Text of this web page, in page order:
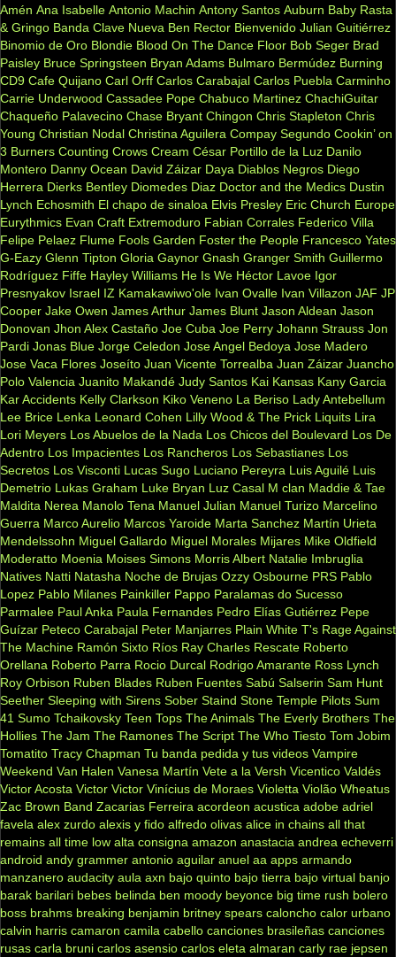
Amén Ana Isabelle Antonio Machin Antony Santos Auburn Baby Rasta
& Gringo Banda Clave Nueva Ben Rector Bienvenido Julian Guitiérrez
Binomio de Oro Blondie Blood On The Dance Floor Bob Seger Brad
Paisley Bruce Springsteen Bryan Adams Bulmaro Bermúdez Burning
CD9 Cafe Quijano Carl Orff Carlos Carabajal Carlos Puebla Carminho
Carrie Underwood Cassadee Pope Chabuco Martinez ChachiGuitar
Chaqueño Palavecino Chase Bryant Chingon Chris Stapleton Chris
Young Christian Nodal Christina Aguilera Compay Segundo Cookin’ on
3 Burners Counting Crows Cream César Portillo de la Luz Danilo
Montero Danny Ocean David Záizar Daya Diablos Negros Diego
Herrera Dierks Bentley Diomedes Diaz Doctor and the Medics Dustin
Lynch Echosmith El chapo de sinaloa Elvis Presley Eric Church Europe
Eurythmics Evan Craft Extremoduro Fabian Corrales Federico Villa
Felipe Pelaez Flume Fools Garden Foster the People Francesco Yates
G-Eazy Glenn Tipton Gloria Gaynor Gnash Granger Smith Guillermo
Rodríguez Fiffe Hayley Williams He Is We Héctor Lavoe Igor
Presnyakov Israel IZ Kamakawiwo'ole Ivan Ovalle Ivan Villazon JAF JP
Cooper Jake Owen James Arthur James Blunt Jason Aldean Jason
Donovan Jhon Alex Castaño Joe Cuba Joe Perry Johann Strauss Jon
Pardi Jonas Blue Jorge Celedon Jose Angel Bedoya Jose Madero
Jose Vaca Flores Joseíto Juan Vicente Torrealba Juan Záizar Juancho
Polo Valencia Juanito Makandé Judy Santos Kai Kansas Kany Garcia
Kar Accidents Kelly Clarkson Kiko Veneno La Beriso Lady Antebellum
Lee Brice Lenka Leonard Cohen Lilly Wood & The Prick Liquits Lira
Lori Meyers Los Abuelos de la Nada Los Chicos del Boulevard Los De
Adentro Los Impacientes Los Rancheros Los Sebastianes Los
Secretos Los Visconti Lucas Sugo Luciano Pereyra Luis Aguilé Luis
Demetrio Lukas Graham Luke Bryan Luz Casal M clan Maddie & Tae
Maldita Nerea Manolo Tena Manuel Julian Manuel Turizo Marcelino
Guerra Marco Aurelio Marcos Yaroide Marta Sanchez Martín Urieta
Mendelssohn Miguel Gallardo Miguel Morales Mijares Mike Oldfield
Moderatto Moenia Moises Simons Morris Albert Natalie Imbruglia
Natives Natti Natasha Noche de Brujas Ozzy Osbourne PRS Pablo
Lopez Pablo Milanes Painkiller Pappo Paralamas do Sucesso
Parmalee Paul Anka Paula Fernandes Pedro Elías Gutiérrez Pepe
Guízar Peteco Carabajal Peter Manjarres Plain White T's Rage Against
The Machine Ramón Sixto Ríos Ray Charles Rescate Roberto
Orellana Roberto Parra Rocio Durcal Rodrigo Amarante Ross Lynch
Roy Orbison Ruben Blades Ruben Fuentes Sabú Salserin Sam Hunt
Seether Sleeping with Sirens Sober Staind Stone Temple Pilots Sum
41 Sumo Tchaikovsky Teen Tops The Animals The Everly Brothers The
Hollies The Jam The Ramones The Script The Who Tiesto Tom Jobim
Tomatito Tracy Chapman Tu banda pedida y tus videos Vampire
Weekend Van Halen Vanesa Martín Vete a la Versh Vicentico Valdés
Victor Acosta Victor Victor Vinícius de Moraes Violetta Violão Wheatus
Zac Brown Band Zacarias Ferreira acordeon acustica adobe adriel
favela alex zurdo alexis y fido alfredo olivas alice in chains all that
remains all time low alta consigna amazon anastacia andrea echeverri
android andy grammer antonio aguilar anuel aa apps armando
manzanero audacity aula axn bajo quinto bajo tierra bajo virtual banjo
barak barilari bebes belinda ben moody beyonce big time rush bolero
boss brahms breaking benjamin britney spears caloncho calor urbano
calvin harris camaron camila cabello canciones brasileñas canciones
rusas carla bruni carlos asensio carlos eleta almaran carly rae jepsen